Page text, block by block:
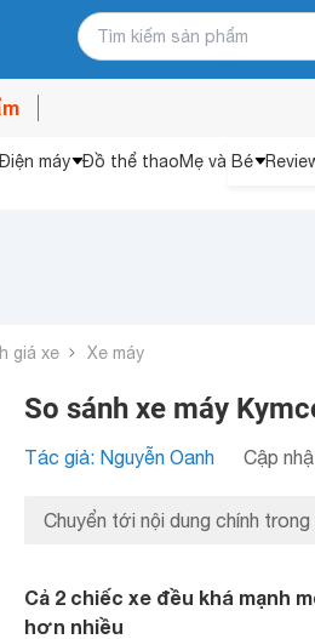
Điện máy Đồ thể thaoMẹ và Bé
giá xe Xe máy
So sánh xe máy
Tác giả: Nguyễn Oanh Cập
Chuyển tới nội dung chính trong
Cả 2 chiếc xe đều khá mạnh
hơn nhiều